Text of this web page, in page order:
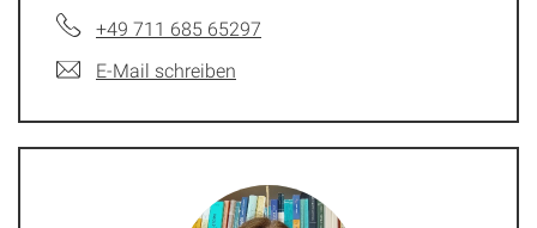
+49 711 685 65297
E-Mail schreiben